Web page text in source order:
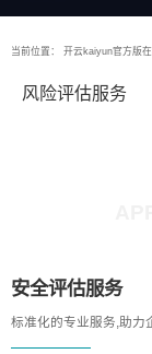
当前位置： 开云kaiyun官方版
风险评估服务
安全评估服务
标准化的专业服务,助力